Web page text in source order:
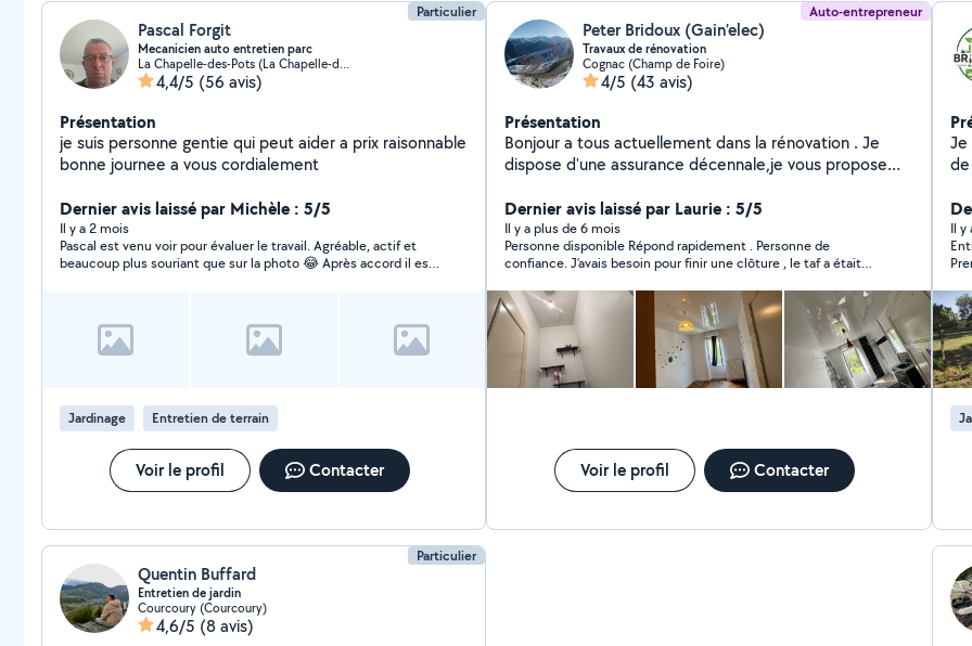
Particulier
Pascal Forgit
Mecanicien auto entretien parc
La Chapelle-des-Pots (La Chapelle-des-Pots)
4,4/5 (56 avis)
Présentation
je suis personne gentie qui peut aider a prix raisonnable
bonne journee a vous cordialement
Dernier avis laissé par Michèle : 5/5
Il y a 2 mois
Pascal est venu voir pour évaluer le travail. Agréable, actif et
beaucoup plus souriant que sur la photo 😂 Après accord il est
Jardinage Entretien de terrain
Voir le profil Contacter
Auto-entrepreneur
Peter Bridoux (Gain’elec)
Travaux de rénovation
Cognac (Champ de Foire)
4/5 (43 avis)
Présentation
Bonjour a tous actuellement dans la rénovation . Je
dispose d'une assurance décennale,je vous propose
suis à votre écoute. A bientôt
Dernier avis laissé par Laurie : 5/5
Il y a plus de 6 mois
Personne disponible Répond rapidement . Personne de
confiance. J’avais besoin pour finir une clôture , le taf a était
Voir le profil Contacter
Je
de
taille,
Il y
Particulier
Quentin Buffard
Entretien de jardin
Courcoury (Courcoury)
4,6/5 (8 avis)